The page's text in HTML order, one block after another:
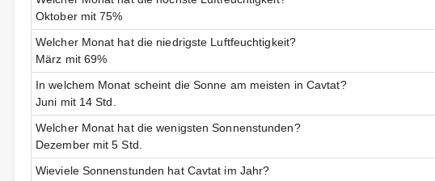
Oktober mit 75%
Welcher Monat hat die niedrigste Luftfeuchtigkeit?
März mit 69%
In welchem Monat scheint die Sonne am meisten in Cavtat?
Juni mit 14 Std.
Welcher Monat hat die wenigsten Sonnenstunden?
Dezember mit 5 Std.
Wieviele Sonnenstunden hat Cavtat im Jahr?